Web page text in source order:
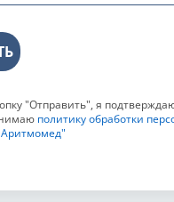
"Отправить", я
политику обработки